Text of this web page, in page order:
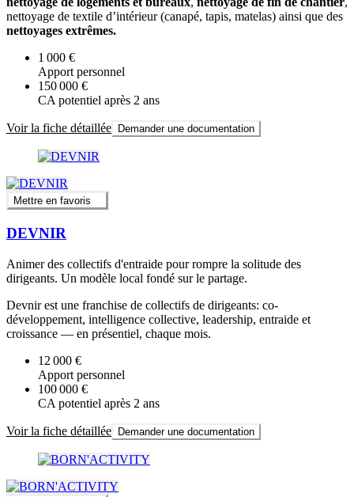
nettoyage de textile d’intérieur (canapé, tapis, matelas) ainsi que des
nettoyages extrêmes.
1 000 €
Apport personnel
150 000 €
CA potentiel après 2 ans
Voir la fiche détaillée Demander une documentation
Mettre en favoris
DEVNIR
Animer des collectifs d'entraide pour rompre la solitude des
dirigeants. Un modèle local fondé sur le partage.
Devnir est une franchise de collectifs de dirigeants: co-
développement, intelligence collective, leadership, entraide et
croissance — en présentiel, chaque mois.
12 000 €
Apport personnel
100 000 €
CA potentiel après 2 ans
Voir la fiche détaillée Demander une documentation